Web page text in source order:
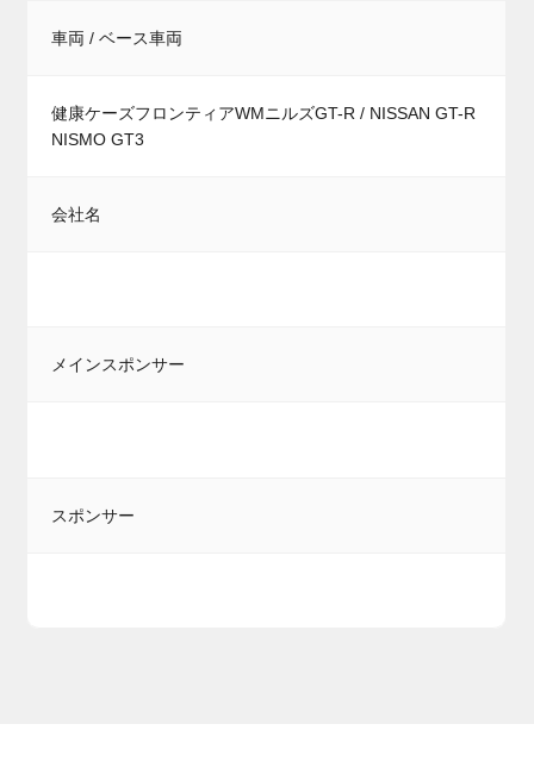
車両 / ベース車両
健康ケーズフロンティアWMニルズGT-R / NISSAN GT-R
NISMO GT3
会社名
メインスポンサー
スポンサー